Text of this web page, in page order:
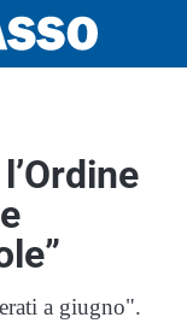
a giugno".